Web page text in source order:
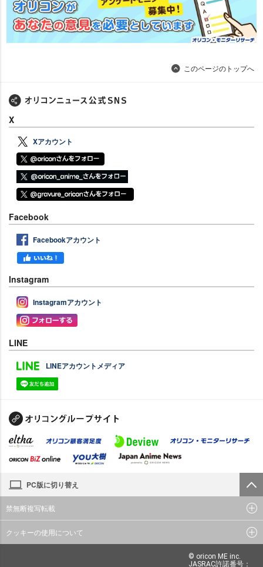
このページのトップへ
X
Xアカウント
Facebook
Facebookアカウント
Instagram
Instagramアカウント
LINE
LINEアカウントメディア
PC版に切り替え
禁無断複写転載
クッキーの使用について
© oricon ME inc.
JASRAC許諾番号：